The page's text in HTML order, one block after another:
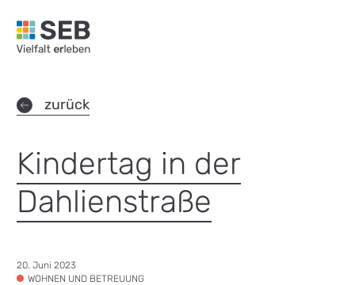
SEB Leipzig, Vielfalt erleben - zur Startseite
zurück
Kindertag in der
Dahlienstraße
Datum:
20. Juni 2023
Tags:WOHNEN UND BETREUUNG